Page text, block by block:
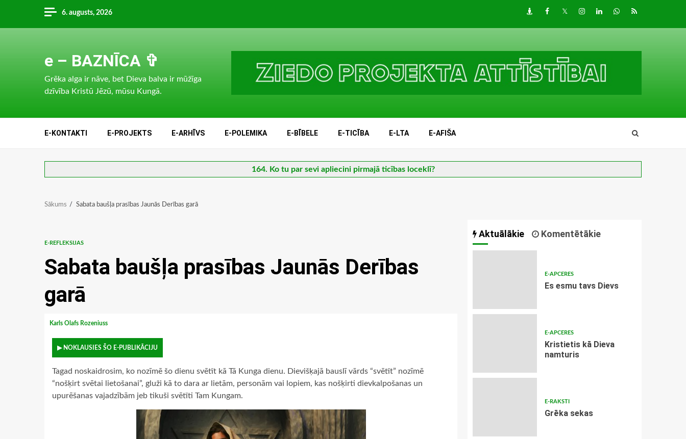
content
6. augusts, 2026 DraugiemFacebook
TwitterInstagram
LinkedInwhatsapp
RSS
e – BAZNĪCA ✞
Grēka alga ir nāve, bet Dieva balva ir mūžīga
dzīvība Kristū Jēzū, mūsu Kungā.
E-KONTAKTI E-PROJEKTS E-ARHĪVS E-POLEMIKA E-BĪBELE E-TICĪBA E-LTA E-AFIŠA
164. Ko tu par sevi apliecini pirmajā ticības loceklī?
Sākums Sabata baušļa prasības Jaunās Derības garā
E-REFLEKSIJAS
Sabata baušļa prasības Jaunās Derības
garā
Karls Olafs Rozeniuss
▶ NOKLAUSIES ŠO E-PUBLIKĀCIJU
Tagad noskaidrosim, ko nozīmē šo dienu svētīt kā Tā Kunga dienu. Dievišķajā bauslī vārds “svētīt” nozīmē
“nošķirt svētai lietošanai”, gluži kā to dara ar lietām, personām vai lopiem, kas nošķirti dievkalpošanas un
upurēšanas vajadzībām jeb tikuši svētīti Tam Kungam.
Aktuālākie Komentētākie
E-APCERES
Es esmu tavs Dievs
E-APCERES
Kristietis kā Dieva
namturis
E-RAKSTI
Grēka sekas